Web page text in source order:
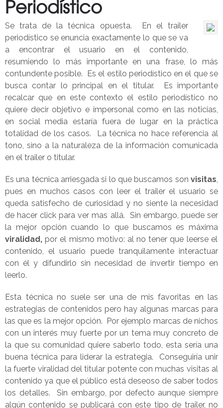
Periodístico
Se trata de la técnica opuesta. En el trailer
periodístico se enuncia exactamente lo que se va
a encontrar el usuario en el contenido,
resumiendo lo más importante en una frase, lo más
contundente posible. Es el estilo periodístico en el que se
busca contar lo principal en el titular. Es importante
recalcar que en este contexto el estilo periodístico no
quiere decir objetivo e impersonal como en las noticias,
en social media estaría fuera de lugar en la práctica
totalidad de los casos. La técnica no hace referencia al
tono, sino a la naturaleza de la información comunicada
en el trailer o titular.
Es una técnica arriesgada si lo que buscamos son visitas,
pues en muchos casos con leer el trailer el usuario se
queda satisfecho de curiosidad y no siente la necesidad
de hacer click para ver mas allá. Sin embargo, puede ser
la mejor opción cuando lo que buscamos es máxima
viralidad, por el mismo motivo: al no tener que leerse el
contenido, el usuario puede tranquilamente interactuar
con él y difundirlo sin necesidad de invertir tiempo en
leerlo.
Esta técnica no suele ser una de mis favoritas en las
estrategias de contenidos pero hay algunas marcas para
las que es la mejor opción. Por ejemplo marcas de nichos
con un interés muy fuerte por un tema muy concreto de
la que su comunidad quiere saberlo todo, esta sería una
buena técnica para liderar la estrategia. Conseguiría unir
la fuerte viralidad del titular potente con muchas visitas al
contenido ya que el público está deseoso de saber todos
los detalles. Sin embargo, por defecto aunque siempre
algún contenido se publicará con este tipo de trailer, no